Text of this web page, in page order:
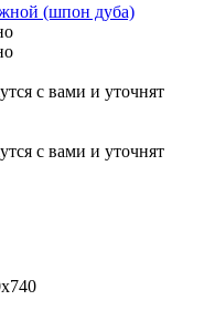
(шпон дуба)
с вами и уточнят
с вами и уточнят